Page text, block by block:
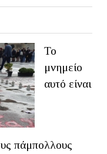
Το
μνημείο
αυτό είναι
πάμπολλους